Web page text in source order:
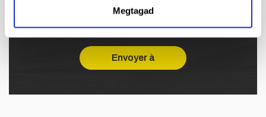
Megtagad
du responsable du traitement des données